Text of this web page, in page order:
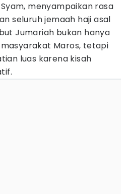
menyampaikan rasa
seluruh jemaah haji asal
Jumariah bukan hanya
Maros, tetapi
luas karena kisah